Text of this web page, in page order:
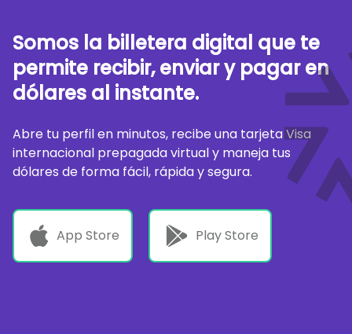
Somos la billetera digital que te
permite recibir, enviar y pagar en
dólares al instante.
Abre tu perfil en minutos, recibe una tarjeta Visa
internacional prepagada virtual y maneja tus
dólares de forma fácil, rápida y segura.
App Store Play Store